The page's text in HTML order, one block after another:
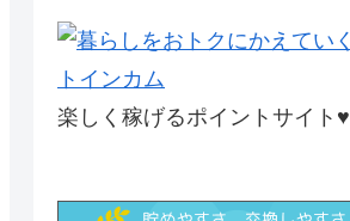
楽しく稼げるポイントサイト♥